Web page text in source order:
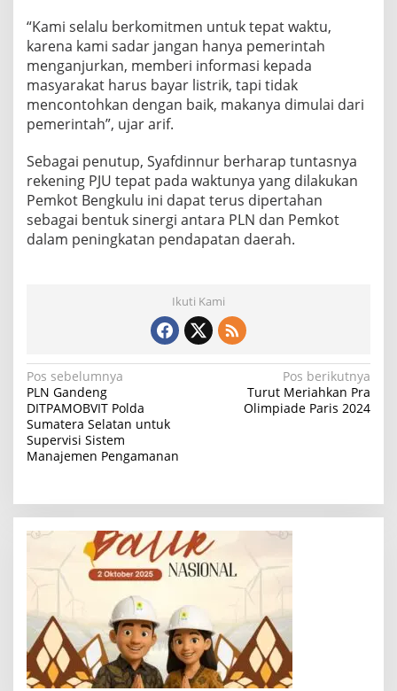
“Kami selalu berkomitmen untuk tepat waktu,
karena kami sadar jangan hanya pemerintah
menganjurkan, memberi informasi kepada
masyarakat harus bayar listrik, tapi tidak
mencontohkan dengan baik, makanya dimulai dari
pemerintah”, ujar arif.
Sebagai penutup, Syafdinnur berharap tuntasnya
rekening PJU tepat pada waktunya yang dilakukan
Pemkot Bengkulu ini dapat terus dipertahan
sebagai bentuk sinergi antara PLN dan Pemkot
dalam peningkatan pendapatan daerah.
Ikuti Kami
N
a
v
i
a
s
p
s
Pos sebelumnya
PLN Gandeng
DITPAMOBVIT Polda
Sumatera Selatan untuk
Supervisi Sistem
Manajemen Pengamanan
Pos berikutnya
Turut Meriahkan Pra
Olimpiade Paris 2024